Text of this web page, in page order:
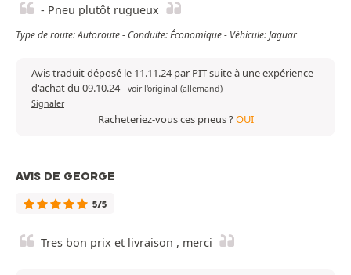
- Pneu plutôt rugueux
Type de route: Autoroute - Conduite: Économique - Véhicule: Jaguar
Avis traduit déposé le 11.11.24 par PIT suite à une expérience
d'achat du 09.10.24- voir l'original (allemand)
Signaler
Racheteriez-vous ces pneus ?OUI
AVIS DE GEORGE
5/5
Tres bon prix et livraison , merci